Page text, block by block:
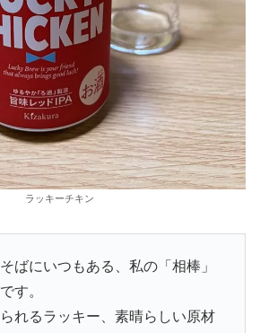
ラッキーチキン
ばにいつもある、私の「相棒」
す。
れるラッキー、素晴らしい原材